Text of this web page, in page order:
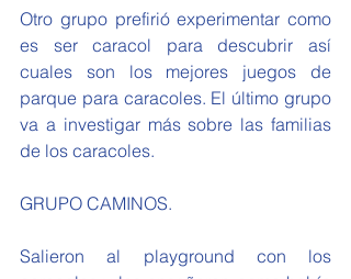
Otro grupo prefirió experimentar como
es ser caracol para descubrir así
cuales son los mejores juegos de
parque para caracoles. El último grupo
va a investigar más sobre las familias
de los caracoles.
GRUPO CAMINOS.
Salieron al playground con los